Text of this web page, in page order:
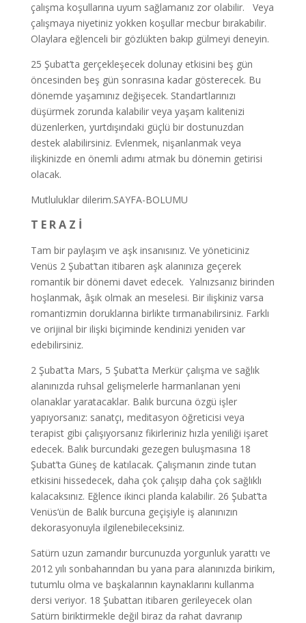
çalışma koşullarına uyum sağlamanız zor olabilir. Veya
çalışmaya niyetiniz yokken koşullar mecbur bırakabilir.
Olaylara eğlenceli bir gözlükten bakıp gülmeyi deneyin.
25 Şubat’ta gerçekleşecek dolunay etkisini beş gün
öncesinden beş gün sonrasına kadar gösterecek. Bu
dönemde yaşamınız değişecek. Standartlarınızı
düşürmek zorunda kalabilir veya yaşam kalitenizi
düzenlerken, yurtdışındaki güçlü bir dostunuzdan
destek alabilirsiniz. Evlenmek, nişanlanmak veya
ilişkinizde en önemli adımı atmak bu dönemin getirisi
olacak.
Mutluluklar dilerim.SAYFA-BOLUMU
T E R A Z İ
Tam bir paylaşım ve aşk insanısınız. Ve yöneticiniz
Venüs 2 Şubat’tan itibaren aşk alanınıza geçerek
romantik bir dönemi davet edecek. Yalnızsanız birinden
hoşlanmak, âşık olmak an meselesi. Bir ilişkiniz varsa
romantizmin doruklarına birlikte tırmanabilirsiniz. Farklı
ve orijinal bir ilişki biçiminde kendinizi yeniden var
edebilirsiniz.
2 Şubat’ta Mars, 5 Şubat’ta Merkür çalışma ve sağlık
alanınızda ruhsal gelişmelerle harmanlanan yeni
olanaklar yaratacaklar. Balık burcuna özgü işler
yapıyorsanız: sanatçı, meditasyon öğreticisi veya
terapist gibi çalışıyorsanız fikirleriniz hızla yeniliği işaret
edecek. Balık burcundaki gezegen buluşmasına 18
Şubat’ta Güneş de katılacak. Çalışmanın zinde tutan
etkisini hissedecek, daha çok çalışıp daha çok sağlıklı
kalacaksınız. Eğlence ikinci planda kalabilir. 26 Şubat’ta
Venüs’ün de Balık burcuna geçişiyle iş alanınızın
dekorasyonuyla ilgilenebileceksiniz.
Satürn uzun zamandır burcunuzda yorgunluk yarattı ve
2012 yılı sonbaharından bu yana para alanınızda birikim,
tutumlu olma ve başkalarının kaynaklarını kullanma
dersi veriyor. 18 Şubattan itibaren gerileyecek olan
Satürn biriktirmekle değil biraz da rahat davranıp